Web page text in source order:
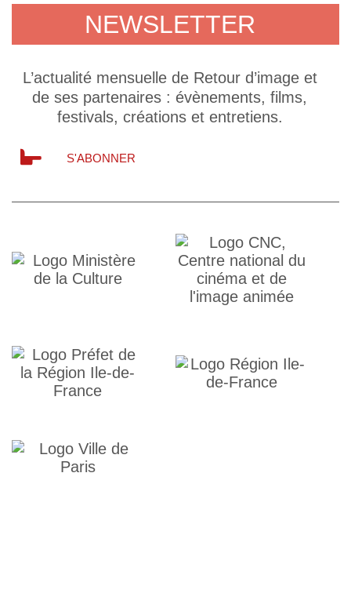
NEWSLETTER
L’actualité mensuelle de Retour d’image et
de ses partenaires : évènements, films,
festivals, créations et entretiens.
S'ABONNER